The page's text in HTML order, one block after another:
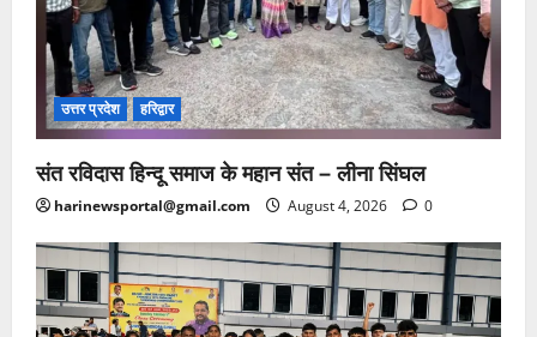
उत्तर प्रदेश हरिद्वार
संत रविदास हिन्दू समाज के महान संत – लीना सिंघल
harinewsportal@gmail.com August 4, 2026 0